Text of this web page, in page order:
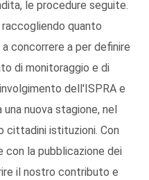
le procedure seguite.
quanto
concorrere a per definire
di monitoraggio e di
dell'ISPRA e
nuova stagione, nel
cittadini istituzioni. Con
con la pubblicazione dei
il nostro contributo e